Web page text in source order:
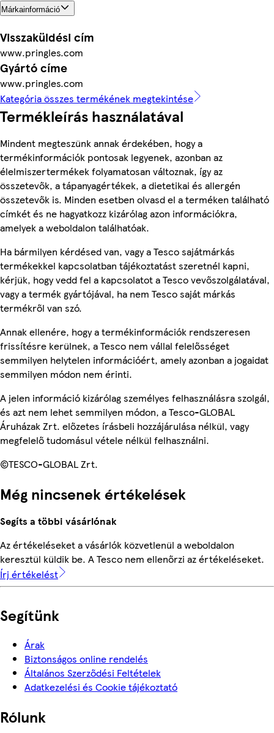
Márkainformáció
Visszaküldési cím
www.pringles.com
Gyártó címe
www.pringles.com
Kategória összes termékének megtekintése
Termékleírás használatával
Mindent megteszünk annak érdekében, hogy a
termékinformációk pontosak legyenek, azonban az
élelmiszertermékek folyamatosan változnak, így az
összetevők, a tápanyagértékek, a dietetikai és allergén
összetevők is. Minden esetben olvasd el a terméken található
címkét és ne hagyatkozz kizárólag azon információkra,
amelyek a weboldalon találhatóak.
Ha bármilyen kérdésed van, vagy a Tesco sajátmárkás
termékekkel kapcsolatban tájékoztatást szeretnél kapni,
kérjük, hogy vedd fel a kapcsolatot a Tesco vevőszolgálatával,
vagy a termék gyártójával, ha nem Tesco saját márkás
termékről van szó.
Annak ellenére, hogy a termékinformációk rendszeresen
frissítésre kerülnek, a Tesco nem vállal felelősséget
semmilyen helytelen információért, amely azonban a jogaidat
semmilyen módon nem érinti.
A jelen információ kizárólag személyes felhasználásra szolgál,
és azt nem lehet semmilyen módon, a Tesco-GLOBAL
Áruházak Zrt. előzetes írásbeli hozzájárulása nélkül, vagy
megfelelő tudomásul vétele nélkül felhasználni.
©TESCO-GLOBAL Zrt.
Még nincsenek értékelések
Segíts a többi vásárlónak
Az értékeléseket a vásárlók közvetlenül a weboldalon
keresztül küldik be. A Tesco nem ellenőrzi az értékeléseket.
Írj értékelést
Segítünk
Árak
Biztonságos online rendelés
Általános Szerződési Feltételek
Adatkezelési és Cookie tájékoztató
Rólunk